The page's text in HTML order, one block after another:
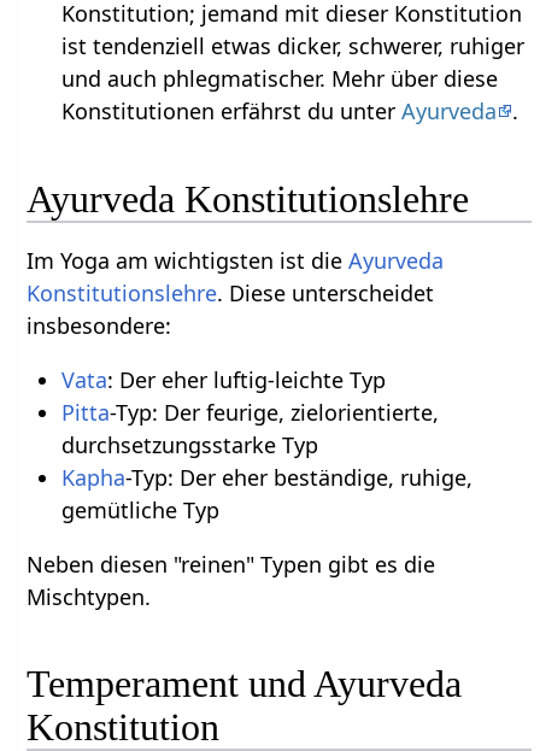
Konstitution; jemand mit dieser Konstitution
ist tendenziell etwas dicker, schwerer, ruhiger
und auch phlegmatischer. Mehr über diese
Konstitutionen erfährst du unter Ayurveda .
Ayurveda Konstitutionslehre
Im Yoga am wichtigsten ist dieAyurveda
Konstitutionslehre. Diese unterscheidet
insbesondere:
Vata: Der eher luftig-leichte Typ
Pitta-Typ: Der feurige, zielorientierte,
durchsetzungsstarke Typ
Kapha-Typ: Der eher beständige, ruhige,
gemütliche Typ
Neben diesen "reinen" Typen gibt es die
Mischtypen.
Temperament und Ayurveda
Konstitution